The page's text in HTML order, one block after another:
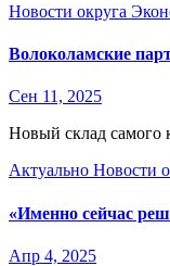
Новости округа
Волоколамские
Сен 11, 2025
Новый склад самого
Актуально Новости
«Именно сейчас
Апр 4, 2025